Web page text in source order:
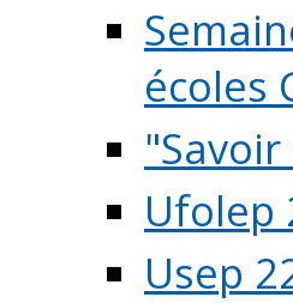
écoles
Ufolep
Usep